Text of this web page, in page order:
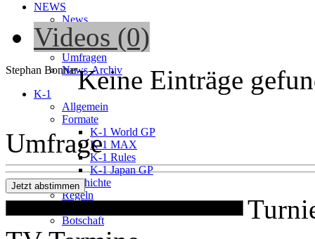
NEWS
News
Kalender
Newsletter
Umfragen
News-Archiv
K-1
Allgemein
Formate
K-1 World GP
K-1 MAX
K-1 Rules
K-1 Japan GP
Geschichte
Regeln
Botschaft
Videos (0)
Stephan BonnarKeine Einträge
Umfrage